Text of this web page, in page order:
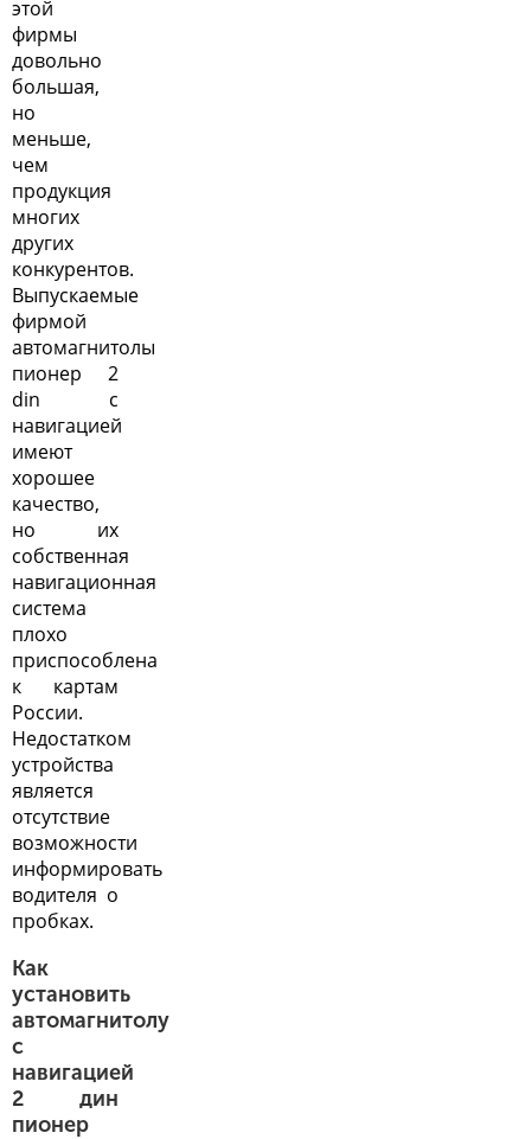
этой
фирмы
довольно
большая,
но
меньше,
чем
продукция
многих
других
конкурентов.
Выпускаемые
фирмой
автомагнитолы
пионер 2
din с
навигацией
имеют
хорошее
качество,
но их
собственная
навигационная
система
плохо
приспособлена
к картам
России.
Недостатком
устройства
является
отсутствие
возможности
информировать
водителя о
пробках.
Как
установить
автомагнитолу
с
навигацией
2 дин
пионер